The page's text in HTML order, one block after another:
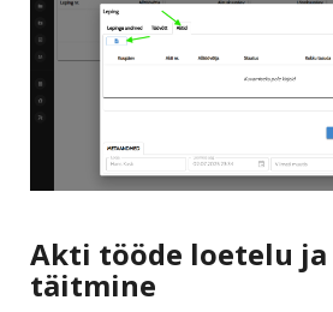
Akti tööde loetelu ja
täitmine